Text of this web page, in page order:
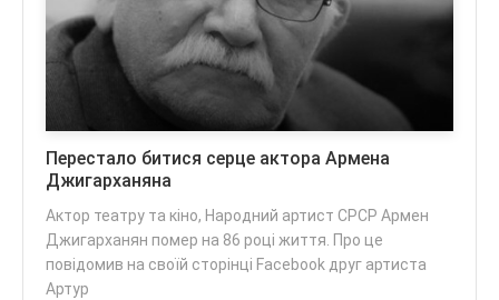
Перестало битися серце актора Армена
Джигарханяна
Актор театру та кіно, Народний артист СРСР Армен
Джигарханян помер на 86 році життя. Про це
повідомив на своїй сторінці Facebook друг артиста
Артур